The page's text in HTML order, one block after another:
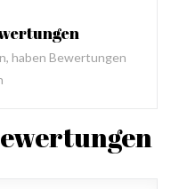
haben Bewertungen